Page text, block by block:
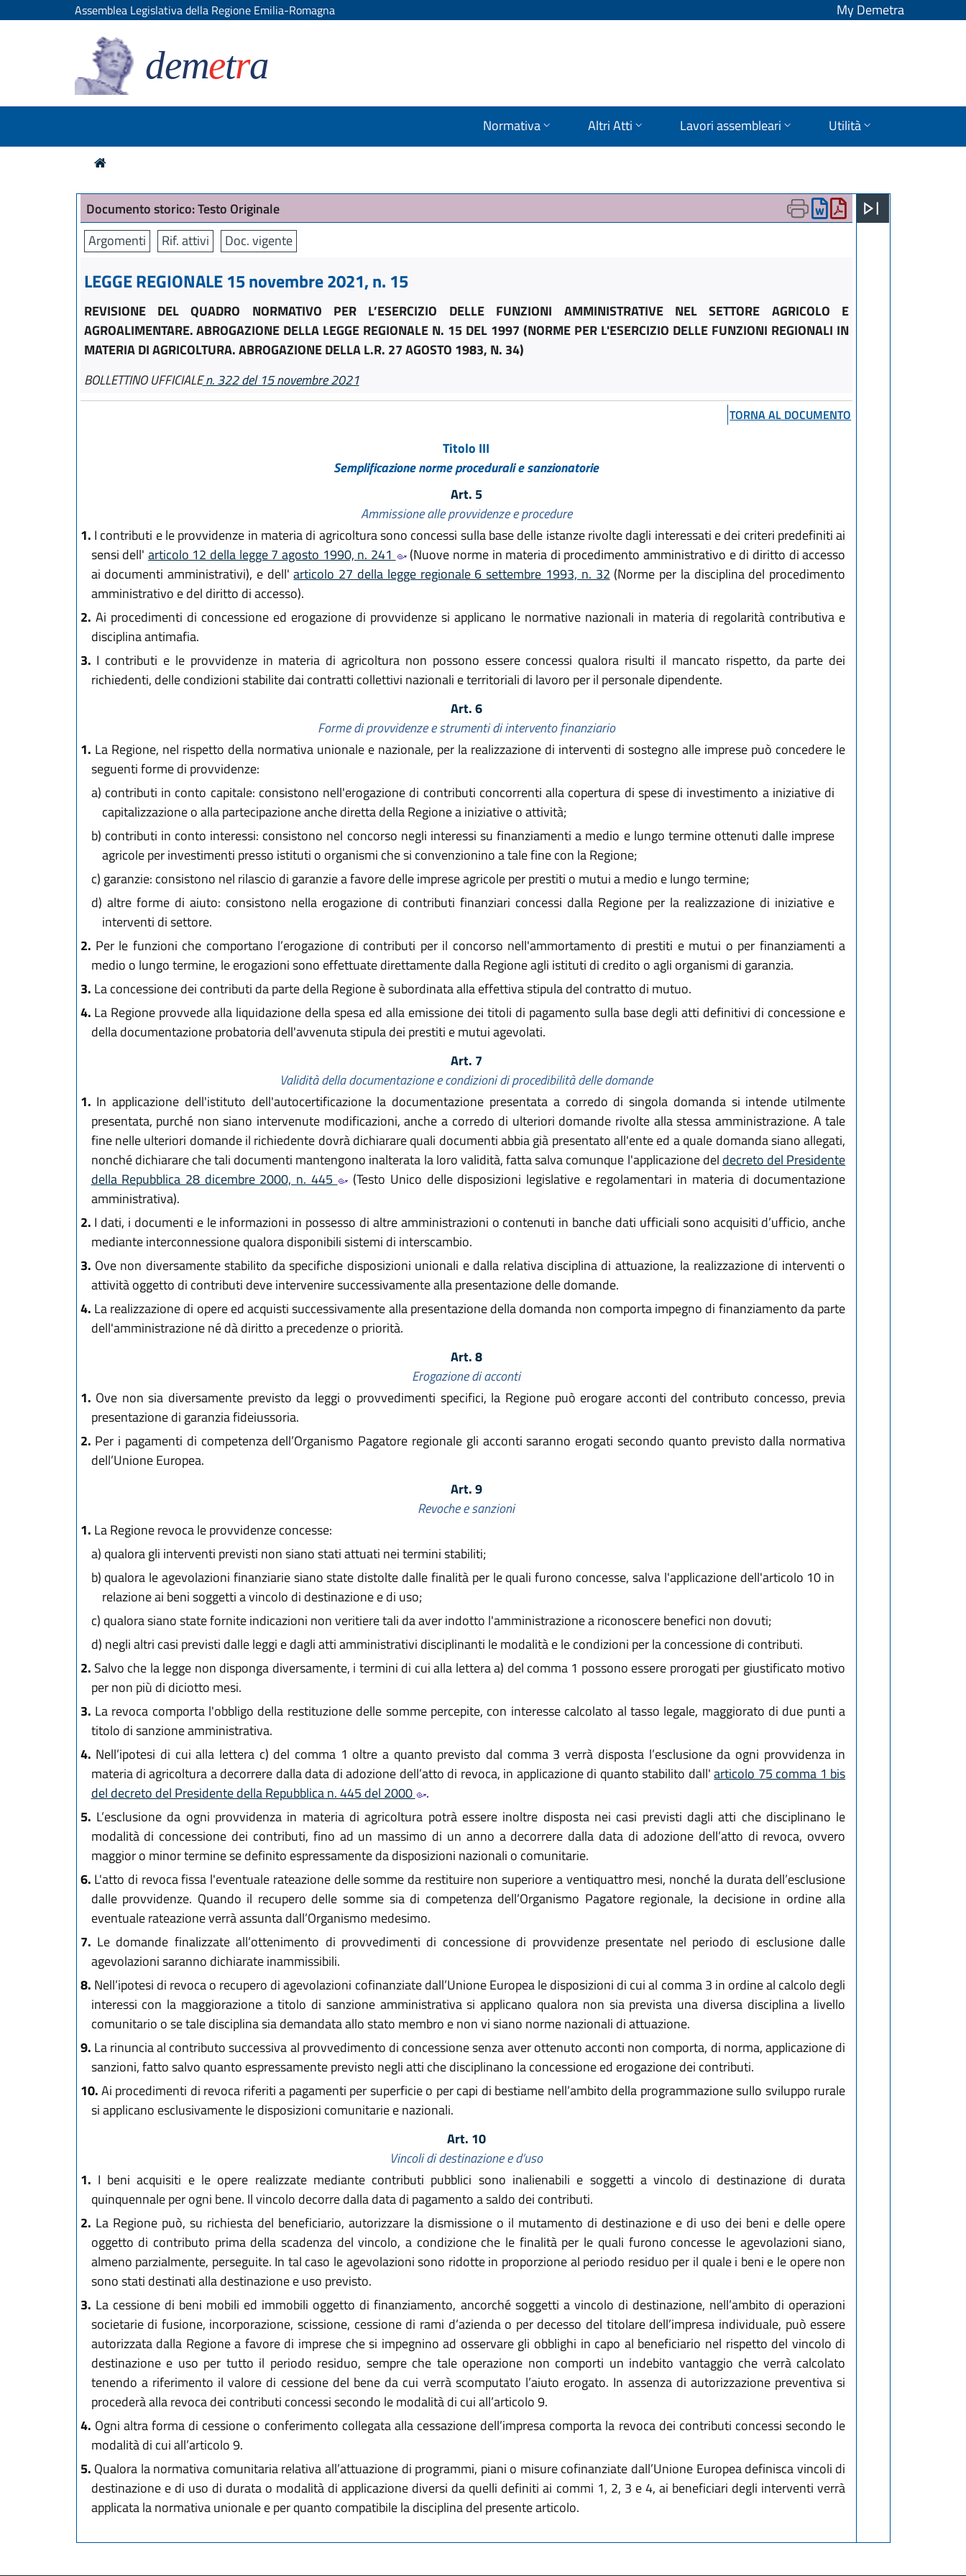
Assemblea Legislativa della Regione Emilia-Romagna My Demetra
demetra
Normativa Altri Atti Lavori assembleari Utilità
Documento storico: Testo Originale
Argomenti
Rif. attivi Doc. vigente
LEGGE REGIONALE 15 novembre 2021, n. 15
REVISIONE DEL QUADRO NORMATIVO PER L’ESERCIZIO DELLE FUNZIONI AMMINISTRATIVE NEL SETTORE AGRICOLO E
AGROALIMENTARE. ABROGAZIONE DELLA LEGGE REGIONALE N. 15 DEL 1997 (NORME PER L'ESERCIZIO DELLE FUNZIONI REGIONALI IN
MATERIA DI AGRICOLTURA. ABROGAZIONE DELLA L.R. 27 AGOSTO 1983, N. 34)
BOLLETTINO UFFICIALEn. 322 del 15 novembre 2021
TORNA AL DOCUMENTO
Titolo III
Semplificazione norme procedurali e sanzionatorie
Art. 5
Ammissione alle provvidenze e procedure
1. I contributi e le provvidenze in materia di agricoltura sono concessi sulla base delle istanze rivolte dagli interessati e dei criteri predefiniti ai
sensi dell' articolo 12 della legge 7 agosto 1990, n. 241
(Nuove norme in materia di procedimento amministrativo e di diritto di accesso
ai documenti amministrativi), e dell'articolo 27 della legge regionale 6 settembre 1993, n. 32 (Norme per la disciplina del procedimento
amministrativo e del diritto di accesso).
2. Ai procedimenti di concessione ed erogazione di provvidenze si applicano le normative nazionali in materia di regolarità contributiva e
disciplina antimafia.
3. I contributi e le provvidenze in materia di agricoltura non possono essere concessi qualora risulti il mancato rispetto, da parte dei
richiedenti, delle condizioni stabilite dai contratti collettivi nazionali e territoriali di lavoro per il personale dipendente.
Art. 6
Forme di provvidenze e strumenti di intervento finanziario
1. La Regione, nel rispetto della normativa unionale e nazionale, per la realizzazione di interventi di sostegno alle imprese può concedere le
seguenti forme di provvidenze:
a) contributi in conto capitale: consistono nell'erogazione di contributi concorrenti alla copertura di spese di investimento a iniziative di
capitalizzazione o alla partecipazione anche diretta della Regione a iniziative o attività;
b) contributi in conto interessi: consistono nel concorso negli interessi su finanziamenti a medio e lungo termine ottenuti dalle imprese
agricole per investimenti presso istituti o organismi che si convenzionino a tale fine con la Regione;
c) garanzie: consistono nel rilascio di garanzie a favore delle imprese agricole per prestiti o mutui a medio e lungo termine;
d) altre forme di aiuto: consistono nella erogazione di contributi finanziari concessi dalla Regione per la realizzazione di iniziative e
interventi di settore.
2. Per le funzioni che comportano l’erogazione di contributi per il concorso nell'ammortamento di prestiti e mutui o per finanziamenti a
medio o lungo termine, le erogazioni sono effettuate direttamente dalla Regione agli istituti di credito o agli organismi di garanzia.
3. La concessione dei contributi da parte della Regione è subordinata alla effettiva stipula del contratto di mutuo.
4. La Regione provvede alla liquidazione della spesa ed alla emissione dei titoli di pagamento sulla base degli atti definitivi di concessione e
della documentazione probatoria dell'avvenuta stipula dei prestiti e mutui agevolati.
Art. 7
Validità della documentazione e condizioni di procedibilità delle domande
1. In applicazione dell'istituto dell'autocertificazione la documentazione presentata a corredo di singola domanda si intende utilmente
presentata, purché non siano intervenute modificazioni, anche a corredo di ulteriori domande rivolte alla stessa amministrazione. A tale
fine nelle ulteriori domande il richiedente dovrà dichiarare quali documenti abbia già presentato all'ente ed a quale domanda siano allegati,
nonché dichiarare che tali documenti mantengono inalterata la loro validità, fatta salva comunque l'applicazione del decreto del Presidente
della Repubblica 28 dicembre 2000, n. 445
(Testo Unico delle disposizioni legislative e regolamentari in materia di documentazione
amministrativa).
2. I dati, i documenti e le informazioni in possesso di altre amministrazioni o contenuti in banche dati ufficiali sono acquisiti d’ufficio, anche
mediante interconnessione qualora disponibili sistemi di interscambio.
3. Ove non diversamente stabilito da specifiche disposizioni unionali e dalla relativa disciplina di attuazione, la realizzazione di interventi o
attività oggetto di contributi deve intervenire successivamente alla presentazione delle domande.
4. La realizzazione di opere ed acquisti successivamente alla presentazione della domanda non comporta impegno di finanziamento da parte
dell'amministrazione né dà diritto a precedenze o priorità.
Art. 8
Erogazione di acconti
1. Ove non sia diversamente previsto da leggi o provvedimenti specifici, la Regione può erogare acconti del contributo concesso, previa
presentazione di garanzia fideiussoria.
2. Per i pagamenti di competenza dell’Organismo Pagatore regionale gli acconti saranno erogati secondo quanto previsto dalla normativa
dell’Unione Europea.
Art. 9
Revoche e sanzioni
1. La Regione revoca le provvidenze concesse:
a) qualora gli interventi previsti non siano stati attuati nei termini stabiliti;
b) qualora le agevolazioni finanziarie siano state distolte dalle finalità per le quali furono concesse, salva l'applicazione dell'articolo 10 in
relazione ai beni soggetti a vincolo di destinazione e di uso;
c) qualora siano state fornite indicazioni non veritiere tali da aver indotto l'amministrazione a riconoscere benefici non dovuti;
d) negli altri casi previsti dalle leggi e dagli atti amministrativi disciplinanti le modalità e le condizioni per la concessione di contributi.
2. Salvo che la legge non disponga diversamente, i termini di cui alla lettera a) del comma 1 possono essere prorogati per giustificato motivo
per non più di diciotto mesi.
3. La revoca comporta l'obbligo della restituzione delle somme percepite, con interesse calcolato al tasso legale, maggiorato di due punti a
titolo di sanzione amministrativa.
4. Nell’ipotesi di cui alla lettera c) del comma 1 oltre a quanto previsto dal comma 3 verrà disposta l’esclusione da ogni provvidenza in
materia di agricoltura a decorrere dalla data di adozione dell’atto di revoca, in applicazione di quanto stabilito dall'articolo 75 comma 1 bis
del decreto del Presidente della Repubblica n. 445 del 2000
.
5. L’esclusione da ogni provvidenza in materia di agricoltura potrà essere inoltre disposta nei casi previsti dagli atti che disciplinano le
modalità di concessione dei contributi, fino ad un massimo di un anno a decorrere dalla data di adozione dell’atto di revoca, ovvero
maggior o minor termine se definito espressamente da disposizioni nazionali o comunitarie.
6. L'atto di revoca fissa l'eventuale rateazione delle somme da restituire non superiore a ventiquattro mesi, nonché la durata dell’esclusione
dalle provvidenze. Quando il recupero delle somme sia di competenza dell’Organismo Pagatore regionale, la decisione in ordine alla
eventuale rateazione verrà assunta dall’Organismo medesimo.
7. Le domande finalizzate all’ottenimento di provvedimenti di concessione di provvidenze presentate nel periodo di esclusione dalle
agevolazioni saranno dichiarate inammissibili.
8. Nell’ipotesi di revoca o recupero di agevolazioni cofinanziate dall’Unione Europea le disposizioni di cui al comma 3 in ordine al calcolo degli
interessi con la maggiorazione a titolo di sanzione amministrativa si applicano qualora non sia prevista una diversa disciplina a livello
comunitario o se tale disciplina sia demandata allo stato membro e non vi siano norme nazionali di attuazione.
9. La rinuncia al contributo successiva al provvedimento di concessione senza aver ottenuto acconti non comporta, di norma, applicazione di
sanzioni, fatto salvo quanto espressamente previsto negli atti che disciplinano la concessione ed erogazione dei contributi.
10.Ai procedimenti di revoca riferiti a pagamenti per superficie o per capi di bestiame nell’ambito della programmazione sullo sviluppo rurale
si applicano esclusivamente le disposizioni comunitarie e nazionali.
Art. 10
Vincoli di destinazione e d’uso
1. I beni acquisiti e le opere realizzate mediante contributi pubblici sono inalienabili e soggetti a vincolo di destinazione di durata
quinquennale per ogni bene. Il vincolo decorre dalla data di pagamento a saldo dei contributi.
2. La Regione può, su richiesta del beneficiario, autorizzare la dismissione o il mutamento di destinazione e di uso dei beni e delle opere
oggetto di contributo prima della scadenza del vincolo, a condizione che le finalità per le quali furono concesse le agevolazioni siano,
almeno parzialmente, perseguite. In tal caso le agevolazioni sono ridotte in proporzione al periodo residuo per il quale i beni e le opere non
sono stati destinati alla destinazione e uso previsto.
3. La cessione di beni mobili ed immobili oggetto di finanziamento, ancorché soggetti a vincolo di destinazione, nell’ambito di operazioni
societarie di fusione, incorporazione, scissione, cessione di rami d’azienda o per decesso del titolare dell’impresa individuale, può essere
autorizzata dalla Regione a favore di imprese che si impegnino ad osservare gli obblighi in capo al beneficiario nel rispetto del vincolo di
destinazione e uso per tutto il periodo residuo, sempre che tale operazione non comporti un indebito vantaggio che verrà calcolato
tenendo a riferimento il valore di cessione del bene da cui verrà scomputato l’aiuto erogato. In assenza di autorizzazione preventiva si
procederà alla revoca dei contributi concessi secondo le modalità di cui all’articolo 9.
4. Ogni altra forma di cessione o conferimento collegata alla cessazione dell’impresa comporta la revoca dei contributi concessi secondo le
modalità di cui all’articolo 9.
5. Qualora la normativa comunitaria relativa all’attuazione di programmi, piani o misure cofinanziate dall’Unione Europea definisca vincoli di
destinazione e di uso di durata o modalità di applicazione diversi da quelli definiti ai commi 1, 2, 3 e 4, ai beneficiari degli interventi verrà
applicata la normativa unionale e per quanto compatibile la disciplina del presente articolo.